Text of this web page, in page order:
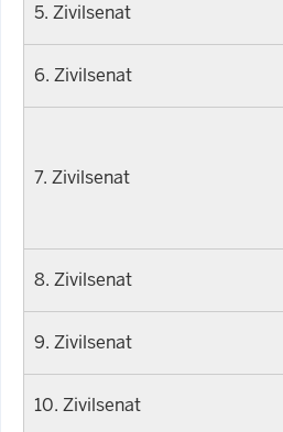
5. Zivilsenat
6. Zivilsenat
7. Zivilsenat
8. Zivilsenat
9. Zivilsenat
10. Zivilsenat